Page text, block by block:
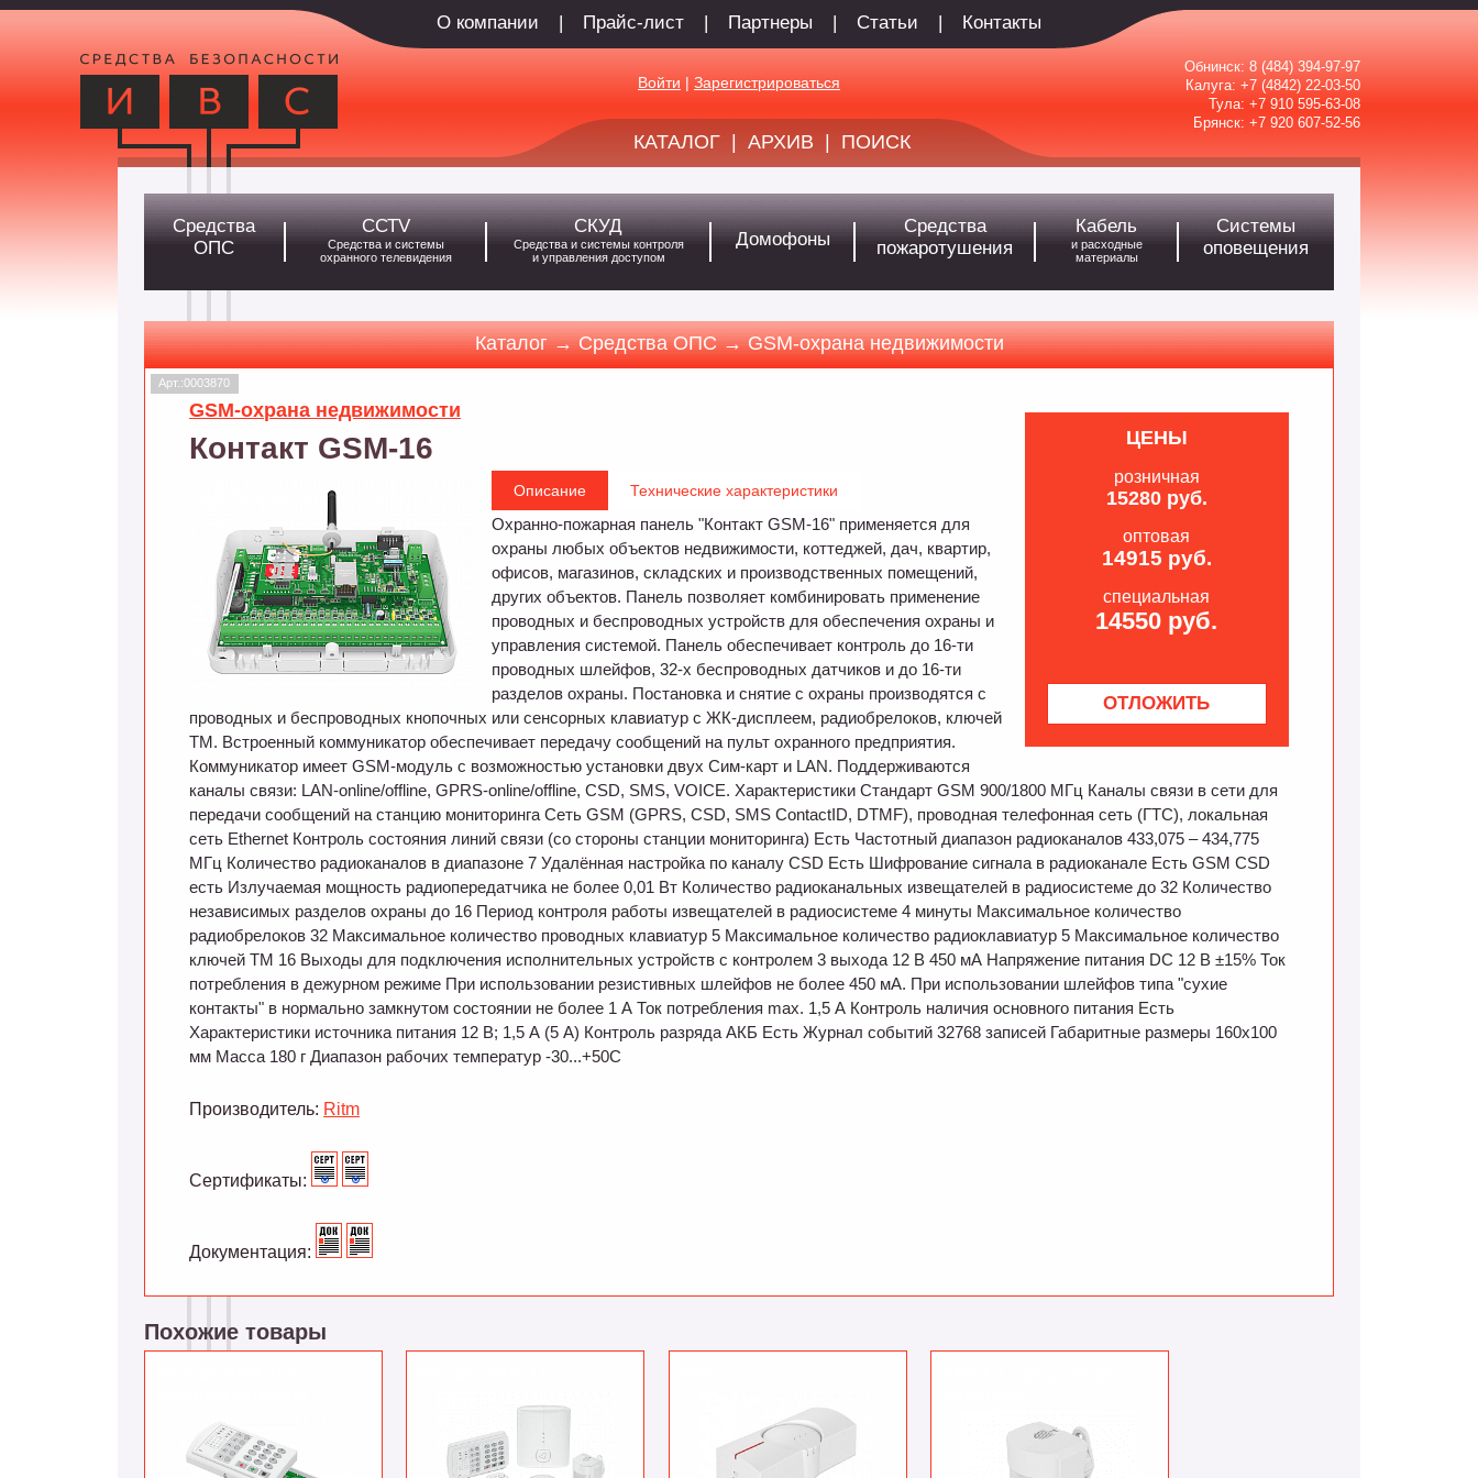
О компании | Прайс-лист | Партнеры | Статьи | Контакты
Обнинск: 8 (484) 394-97-97
Калуга: +7 (4842) 22-03-50
Тула: +7 910 595-63-08
Брянск: +7 920 607-52-56
Войти | Зарегистрироваться
КАТАЛОГ АРХИВ ПОИСК
Средства
ОПС
ССТV
Средства и системы
охранного телевидения
СКУД
Средства и системы контроля
и управления доступом
Домофоны
Средства
пожаротушения
Кабель
и расходные
материалы
Системы
оповещения
Каталог → Средства ОПС → GSM-охрана недвижимости
Арт.:0003870
ЦЕНЫ
розничная
15280 руб.
оптовая
14915 руб.
специальная
14550 руб.
GSM-охрана недвижимости
Контакт GSM-16
Описание Технические характеристики
Охранно-пожарная панель "Контакт GSM-16" применяется для
охраны любых объектов недвижимости, коттеджей, дач, квартир,
офисов, магазинов, складских и производственных помещений,
других объектов. Панель позволяет комбинировать применение
проводных и беспроводных устройств для обеспечения охраны и
управления системой. Панель обеспечивает контроль до 16-ти
проводных шлейфов, 32-х беспроводных датчиков и до 16-ти
разделов охраны. Постановка и снятие с охраны производятся с
проводных и беспроводных кнопочных или сенсорных клавиатур с ЖК-дисплеем, радиобрелоков, ключей
ТМ. Встроенный коммуникатор обеспечивает передачу сообщений на пульт охранного предприятия.
Коммуникатор имеет GSM-модуль с возможностью установки двух Сим-карт и LAN. Поддерживаются
каналы связи: LAN-online/offline, GPRS-online/offline, CSD, SMS, VOICE. Характеристики Стандарт GSM 900/1800 МГц Каналы связи в сети для
передачи сообщений на станцию мониторинга Сеть GSM (GPRS, CSD, SMS ContactID, DTMF), проводная телефонная сеть (ГТС), локальная
сеть Ethernet Контроль состояния линий связи (со стороны станции мониторинга) Есть Частотный диапазон радиоканалов 433,075 – 434,775
МГц Количество радиоканалов в диапазоне 7 Удалённая настройка по каналу CSD Есть Шифрование сигнала в радиоканале Есть GSM CSD
есть Излучаемая мощность радиопередатчика не более 0,01 Вт Количество радиоканальных извещателей в радиосистеме до 32 Количество
независимых разделов охраны до 16 Период контроля работы извещателей в радиосистеме 4 минуты Максимальное количество
радиобрелоков 32 Максимальное количество проводных клавиатур 5 Максимальное количество радиоклавиатур 5 Максимальное количество
ключей ТМ 16 Выходы для подключения исполнительных устройств с контролем 3 выхода 12 В 450 мА Напряжение питания DC 12 В ±15% Ток
потребления в дежурном режиме При использовании резистивных шлейфов не более 450 мА. При использовании шлейфов типа "сухие
контакты" в нормально замкнутом состоянии не более 1 А Ток потребления max. 1,5 А Контроль наличия основного питания Есть
Характеристики источника питания 12 В; 1,5 А (5 А) Контроль разряда АКБ Есть Журнал событий 32768 записей Габаритные размеры 160х100
мм Масса 180 г Диапазон рабочих температур -30...+50С
Производитель: Ritm
Сертификаты:
Документация:
Похожие товары